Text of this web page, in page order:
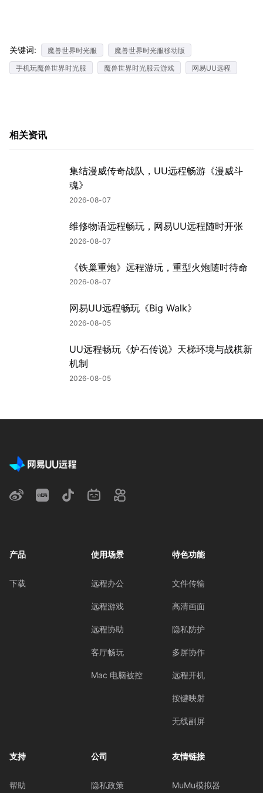
关键词: 魔兽世界时光服
魔兽世界时光服移动版
手机玩魔兽世界时光服
魔兽世界时光服云游戏 网易UU远程
相关资讯
集结漫威传奇战队，UU远程畅游《漫威斗
魂》
2026-08-07
维修物语远程畅玩，网易UU远程随时开张
2026-08-07
《铁巢重炮》远程游玩，重型火炮随时待命
2026-08-07
网易UU远程畅玩《Big Walk》
2026-08-05
UU远程畅玩《炉石传说》天梯环境与战棋新
机制
2026-08-05
产品
下载
使用场景
远程办公
远程游戏
远程协助
客厅畅玩
Mac 电脑被控
特色功能
文件传输
高清画面
隐私防护
多屏协作
远程开机
按键映射
无线副屏
支持
帮助
公司
隐私政策
友情链接
MuMu模拟器